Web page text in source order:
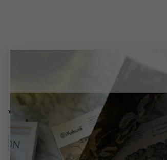
Verwandte Kategorien
Vintage Kunst & Design Illustrationen